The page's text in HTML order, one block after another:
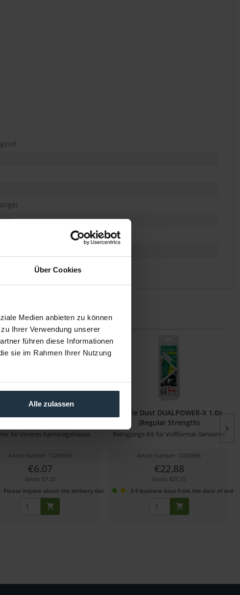
Über Cookies
Medien anbieten zu können
Ihrer Verwendung unserer
führen diese Informationen
sie im Rahmen Ihrer Nutzung
Alle zulassen
für inneres Kameragehäuse
Article number: 12283659
€6.07
Gross: €7.22
Please inquire about the delivery date
Visible Dust DUALPOWER-X 1.0x
(Regular Strength)
Reinigungs-Kit für Vollformat-Sensoren
Article number: 12283596
€22.88
Gross: €27.23
3-5 business days from the date of order